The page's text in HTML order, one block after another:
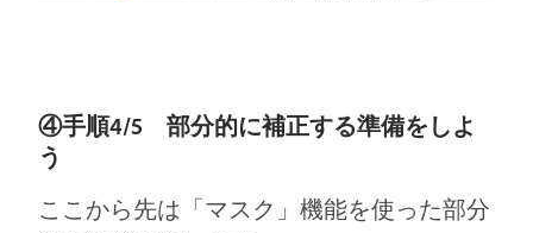
④手順4/5 部分的に補正する準備をしよ
う
ここから先は「マスク」機能を使った部分